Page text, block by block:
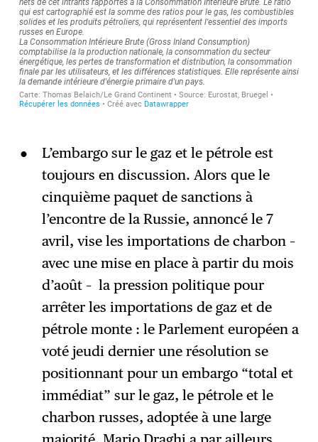
L’embargo sur le gaz et le pétrole est
toujours en discussion. Alors que le
cinquième paquet de sanctions à
l’encontre de la Russie, annoncé le 7
avril, vise les importations de charbon –
avec une mise en place à partir du mois
d’août – la pression politique pour
arrêter les importations de gaz et de
pétrole monte : le Parlement européen a
voté jeudi dernier une résolution se
positionnant pour un embargo “total et
immédiat” sur le gaz, le pétrole et le
charbon russes, adoptée à une large